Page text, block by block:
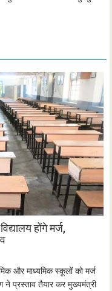
होंगे मर्ज,
और माध्यमिक स्कूलों को मर्ज
ने प्रस्ताव तैयार कर मुख्यमंत्री